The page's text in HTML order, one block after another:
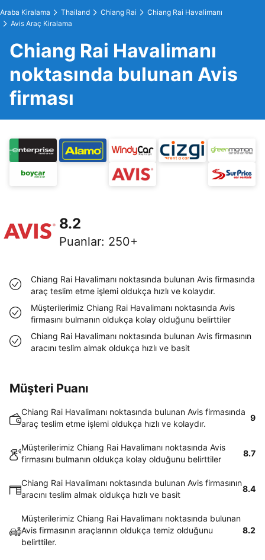
Araba Kiralama Thailand Chiang Rai
Chiang Rai Havalimanı
Avis Araç Kiralama
Chiang Rai Havalimanı
noktasında bulunan Avis
firması
8.2
Puanlar: 250+
Chiang Rai Havalimanı noktasında bulunan Avis firmasında
araç teslim etme işlemi oldukça hızlı ve kolaydır.
Müşterilerimiz Chiang Rai Havalimanı noktasında Avis
firmasını bulmanın oldukça kolay olduğunu belirttiler
Chiang Rai Havalimanı noktasında bulunan Avis firmasının
aracını teslim almak oldukça hızlı ve basit
Müşteri Puanı
Chiang Rai Havalimanı noktasında bulunan Avis firmasında
araç teslim etme işlemi oldukça hızlı ve kolaydır.
9
Müşterilerimiz Chiang Rai Havalimanı noktasında Avis
firmasını bulmanın oldukça kolay olduğunu belirttiler
8.7
Chiang Rai Havalimanı noktasında bulunan Avis firmasının
aracını teslim almak oldukça hızlı ve basit
8.4
Müşterilerimiz Chiang Rai Havalimanı noktasında bulunan
Avis firmasının araçlarının oldukça temiz olduğunu
belirttiler.
8.2